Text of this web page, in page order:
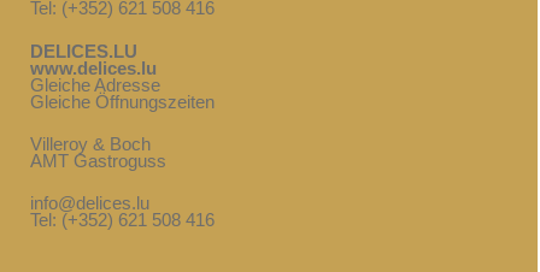
Tel: (+352) 621 508 416
DELICES.LU
www.delices.lu
Gleiche Adresse
Gleiche Öffnungszeiten
Villeroy & Boch
AMT Gastroguss
info@delices.lu
Tel: (+352) 621 508 416